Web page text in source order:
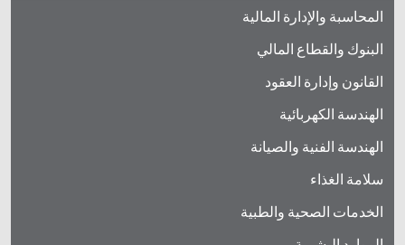
المحاسبة والإدارة المالية
البنوك والقطاع المالي
القانون وإدارة العقود
الهندسة الكهربائية
الهندسة الفنية والصيانة
سلامة الغذاء
الخدمات الصحية والطبية